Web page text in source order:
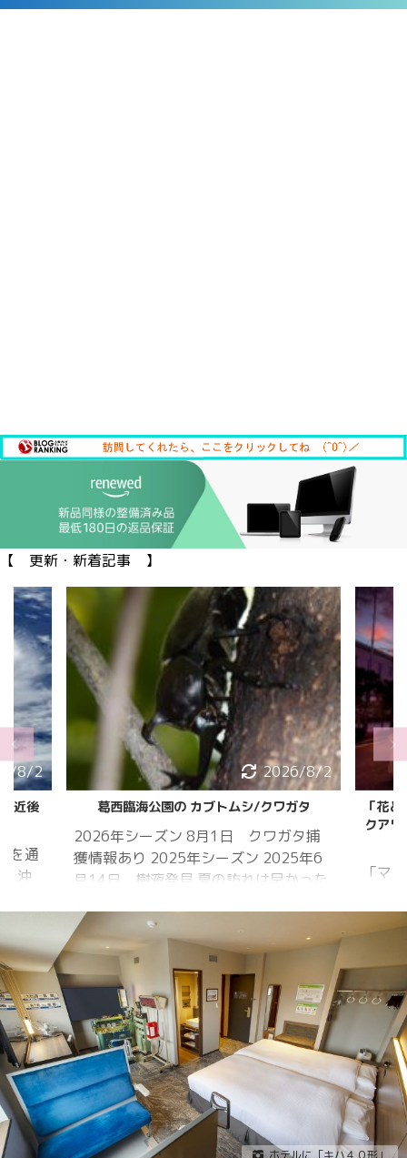
【 更新・新着記事 】
8/2
近後
を通
沖
島
今
西進
込
2026/8/2
葛西臨海公園の カブトムシ/クワガタ
2026年シーズン 8月1日 クワガタ捕
獲情報あり 2025年シーズン 2025年6
月14日 樹液発見 夏の訪れは早かった
低調。新水族園の建設の影響もあって
か、カブトムシ・クワガタの確認情報
はかなり減りましたが、カブトムシ・
ノコギリクワガタの情報がありまし
た。しかし、かなり個体数が減少して
いると思われます。 2025年3月28日
冬眠していたコクワガタ全員が目覚め
ました!! 2025年2月17日 冬眠してい
たコクワガタ♂が目覚めました!! 昆虫ゼ
リーを吸って ...
「花
クア
「マ
れか
30
り畑
Sun
口前
夜）
ホテルに「キハ４０形」